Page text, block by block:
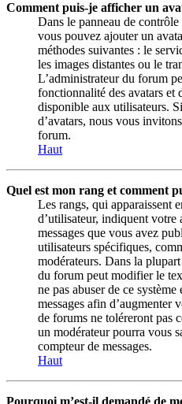
Comment puis-je afficher un
Dans le panneau de
vous pouvez ajouter un
méthodes suivantes : le
les images distantes ou le
L’administrateur du forum
fonctionnalité des avatars et
disponible aux utilisateurs.
d’avatars, nous vous
forum.
Haut
Quel est mon rang et comment
Les rangs, qui apparaissent
d’utilisateur, indiquent
messages que vous avez
utilisateurs spécifiques,
modérateurs. Dans la
du forum peut modifier le
ne pas abuser de ce
messages afin d’augmenter
de forums ne toléreront pas
un modérateur pourra vous
compteur de messages.
Haut
Pourquoi m’est-il demandé de